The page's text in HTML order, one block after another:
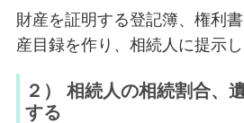
財産を証明する登記簿、権利
産目録を作り、相続人に提示し
２） 相続人の相続割合、
する